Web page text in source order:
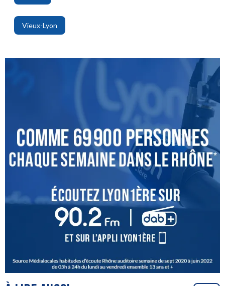
,
Vieux-Lyon